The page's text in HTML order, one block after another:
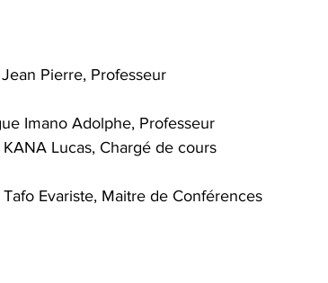
Pierre, Professeur
Imano Adolphe, Professeur
Lucas, Chargé de cours
Evariste, Maitre de Conférences